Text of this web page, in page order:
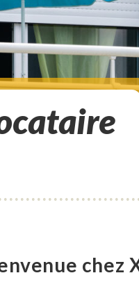
chez